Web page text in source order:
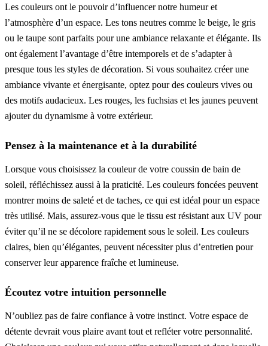
Les couleurs ont le pouvoir d’influencer notre humeur et
l’atmosphère d’un espace. Les tons neutres comme le beige, le gris
ou le taupe sont parfaits pour une ambiance relaxante et élégante. Ils
ont également l’avantage d’être intemporels et de s’adapter à
presque tous les styles de décoration. Si vous souhaitez créer une
ambiance vivante et énergisante, optez pour des couleurs vives ou
des motifs audacieux. Les rouges, les fuchsias et les jaunes peuvent
ajouter du dynamisme à votre extérieur.
Pensez à la maintenance et à la durabilité
Lorsque vous choisissez la couleur de votre coussin de bain de
soleil, réfléchissez aussi à la praticité. Les couleurs foncées peuvent
montrer moins de saleté et de taches, ce qui est idéal pour un espace
très utilisé. Mais, assurez-vous que le tissu est résistant aux UV pour
éviter qu’il ne se décolore rapidement sous le soleil. Les couleurs
claires, bien qu’élégantes, peuvent nécessiter plus d’entretien pour
conserver leur apparence fraîche et lumineuse.
Écoutez votre intuition personnelle
N’oubliez pas de faire confiance à votre instinct. Votre espace de
détente devrait vous plaire avant tout et refléter votre personnalité.